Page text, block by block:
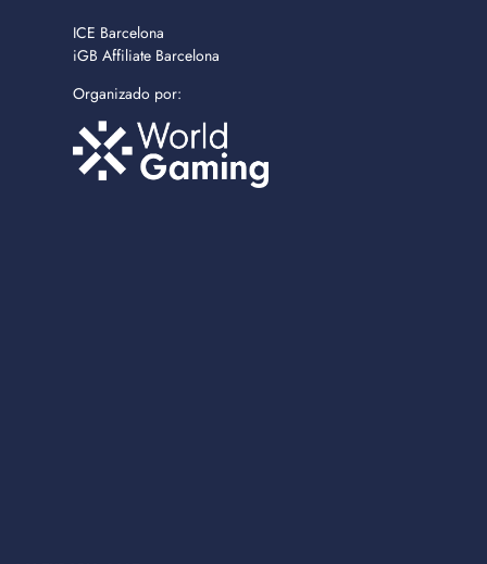
ICE Barcelona
iGB Affiliate Barcelona
Organizado por: